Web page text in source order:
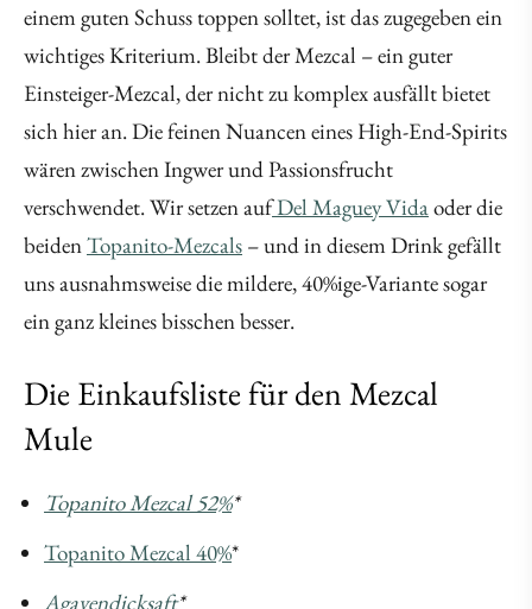
einem guten Schuss toppen solltet, ist das zugegeben ein
wichtiges Kriterium. Bleibt der Mezcal – ein guter
Einsteiger-Mezcal, der nicht zu komplex ausfällt bietet
sich hier an. Die feinen Nuancen eines High-End-Spirits
wären zwischen Ingwer und Passionsfrucht
verschwendet. Wir setzen aufDel Maguey Vidaoder die
beidenTopanito-Mezcals – und in diesem Drink gefällt
uns ausnahmsweise die mildere, 40%ige-Variante sogar
ein ganz kleines bisschen besser.
Die Einkaufsliste für den Mezcal
Mule
Topanito Mezcal 52%*
Topanito Mezcal 40%*
Agavendicksaft*